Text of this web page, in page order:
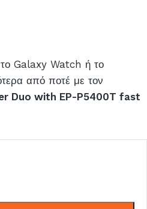
Galaxy Watch ή το
από ποτέ με τον
Duo with EP-P5400T fast